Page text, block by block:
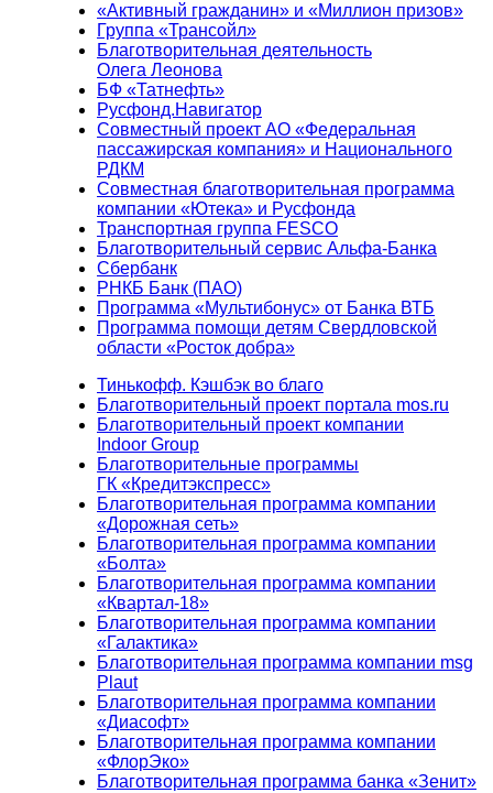
«Активный гражданин» и «Миллион призов»
Группа «Трансойл»
Благотворительная деятельность
Олега Леонова
БФ «Татнефть»
Русфонд.Навигатор
Совместный проект АО «Федеральная
пассажирская компания» и Национального
РДКМ
Совместная благотворительная программа
компании «Ютека» и Русфонда
Транспортная группа FESCO
Благотворительный сервис Альфа-Банка
Сбербанк
РНКБ Банк (ПАО)
Программа «Мультибонус» от Банка ВТБ
Программа помощи детям Свердловской
области «Росток добра»
Тинькофф. Кэшбэк во благо
Благотворительный проект портала mos.ru
Благотворительный проект компании
Indoor Group
Благотворительные программы
ГК «Кредитэкспресс»
Благотворительная программа компании
«Дорожная сеть»
Благотворительная программа компании
«Болта»
Благотворительная программа компании
«Квартал-18»
Благотворительная программа компании
«Галактика»
Благотворительная программа компании msg
Plaut
Благотворительная программа компании
«Диасофт»
Благотворительная программа компании
«ФлорЭко»
Благотворительная программа банка «Зенит»